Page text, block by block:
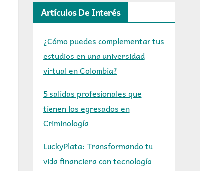
Artículos De Interés
¿Cómo puedes complementar tus
estudios en una universidad
virtual en Colombia?
5 salidas profesionales que
tienen los egresados en
Criminología
LuckyPlata: Transformando tu
vida financiera con tecnología